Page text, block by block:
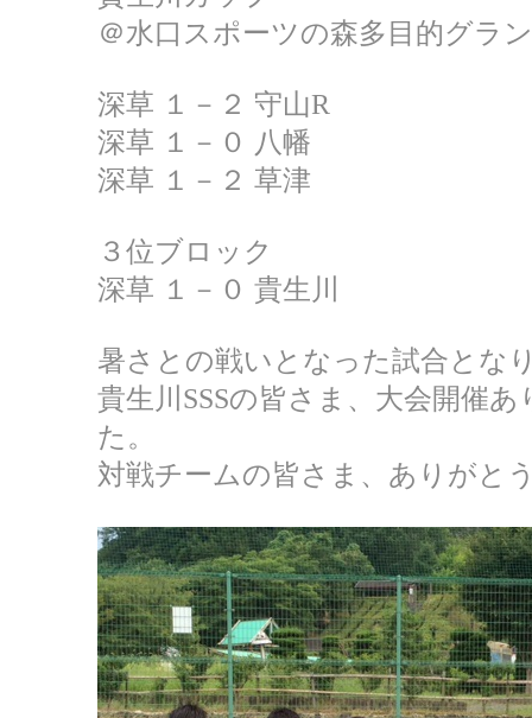
＠水口スポーツの森多目的グラ
深草 １－２ 守山R
深草 １－０ 八幡
深草 １－２ 草津
３位ブロック
深草 １－０ 貴生川
暑さとの戦いとなった試合とな
貴生川SSSの皆さま、大会開催
た。
対戦チームの皆さま、ありがと